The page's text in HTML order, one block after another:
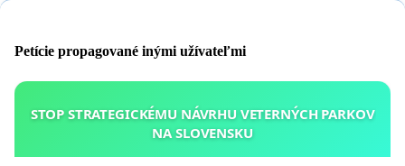
Petície propagované inými užívateľmi
STOP STRATEGICKÉMU NÁVRHU VETERNÝCH PARKOV
NA SLOVENSKU